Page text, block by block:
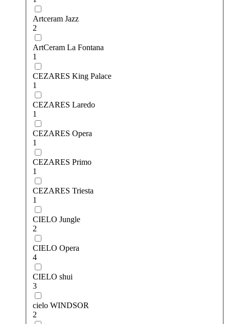
Artceram Jazz
2
ArtCeram La Fontana
1
CEZARES King Palace
1
CEZARES Laredo
1
CEZARES Opera
1
CEZARES Primo
1
CEZARES Triesta
1
CIELO Jungle
2
CIELO Opera
4
CIELO shui
3
cielo WINDSOR
2